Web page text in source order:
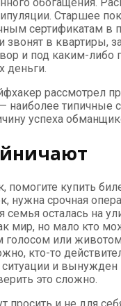
Старшее
сертификатам в
звонят в квартиры,
и под каким-либо
деньги.
рассмотрел
наиболее типичные
успеха
помогите купить
нужна срочная
семья осталась на
мир, но мало кто
или
кто-то
и вынужден
это сложно.